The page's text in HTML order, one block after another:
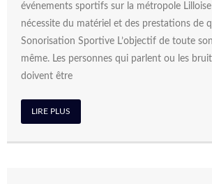
événements sportifs sur la métropole
nécessite du matériel et des prestations de
Sonorisation Sportive L’objectif de toute
même. Les personnes qui parlent ou les
doivent être
LIRE PLUS